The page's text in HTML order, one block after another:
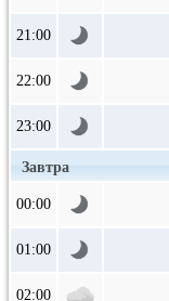
21:00
22:00
23:00
Завтра
00:00
01:00
02:00